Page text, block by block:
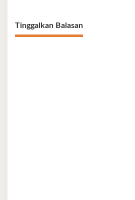
Tinggalkan Balasan